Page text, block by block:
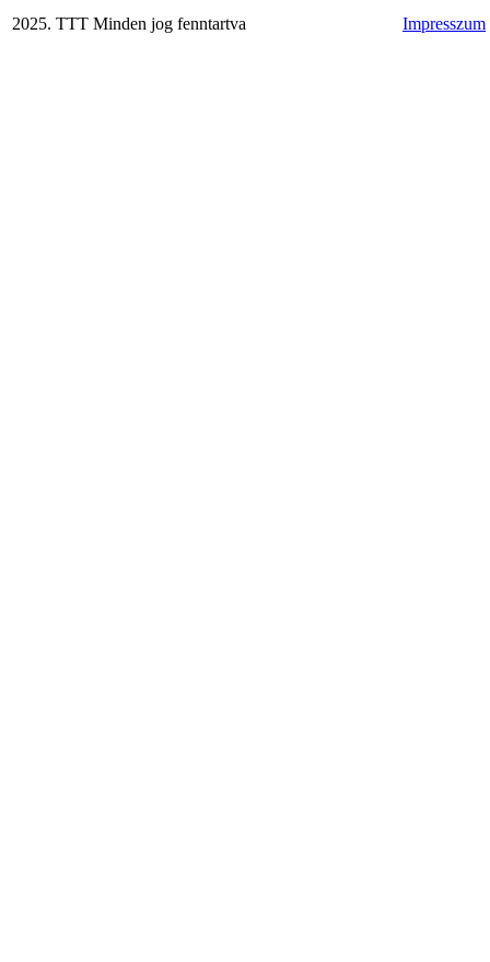
2025. TTT Minden jog fenntartva Impresszum